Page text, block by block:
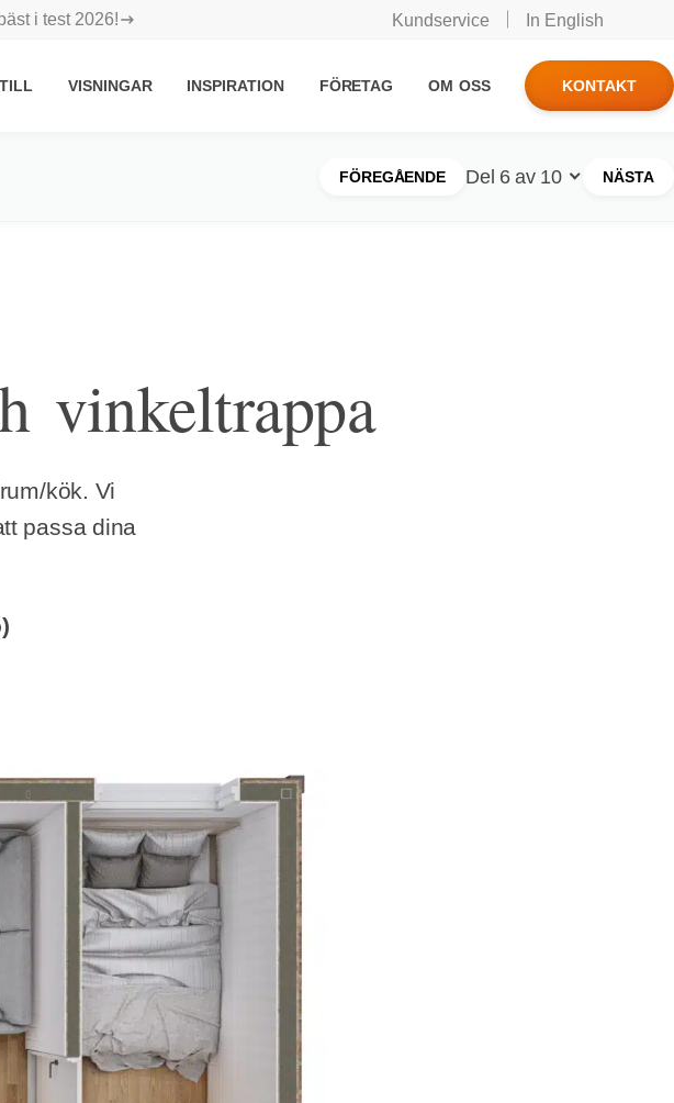
i test 2026! Kundservice In English
VISNINGAR INSPIRATION FÖRETAG OM OSS KONTAKT
FÖREGÅENDE Del 6 av 10 NÄSTA
vinkeltrappa
kök. Vi
passa dina